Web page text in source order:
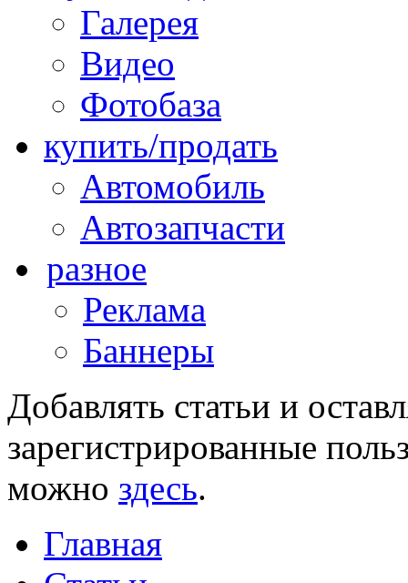
Галерея
Видео
Фотобаза
купить/продать
Автомобиль
Автозапчасти
разное
Реклама
Баннеры
Добавлять статьи и
зарегистрированные
можно здесь.
Главная